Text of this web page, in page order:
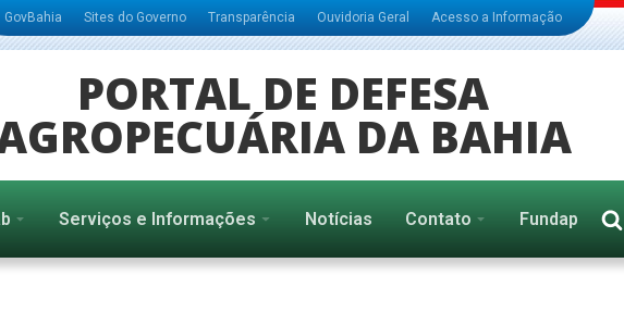
GovBahia Sites do Governo Transparência Ouvidoria Geral Acesso a Informação
PORTAL DE DEFESA
DA BAHIA
Serviços e Informações Notícias Contato Fundap